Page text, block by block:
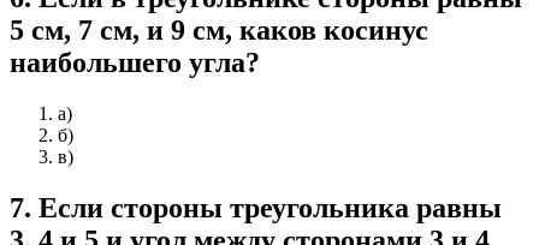
5 см, 7 см, и 9 см, каков косинус
наибольшего угла?
а)
б)
в)
7. Если стороны треугольника равны